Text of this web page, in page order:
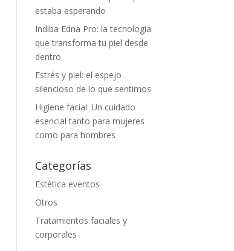
estaba esperando
Indiba Edna Pro: la tecnología
que transforma tu piel desde
dentro
Estrés y piel: el espejo
silencioso de lo que sentimos
Higiene facial: Un cuidado
esencial tanto para mujeres
como para hombres
Categorías
Estética eventos
Otros
Tratamientos faciales y
corporales